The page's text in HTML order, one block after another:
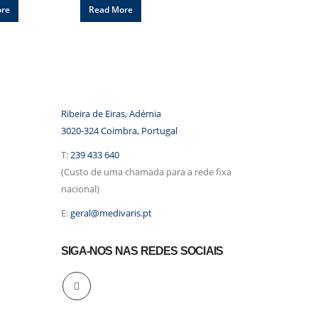
Read More
Ribeira de Eiras, Adémia
3020-324 Coimbra, Portugal
T:239 433 640
(Custo de uma chamada para a rede fixa
nacional)
E:geral@medivaris.pt
SIGA-NOS NAS REDES SOCIAIS